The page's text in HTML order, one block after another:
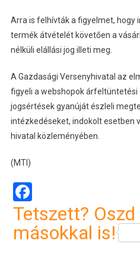
Arra is felhívták a figyelmet, hogy
termék átvételét követően a
nélküli elállási jog illeti meg.
A Gazdasági Versenyhivatal az
figyeli a webshopok
jogsértések gyanúját észleli
intézkedéseket, indokolt esetben
hivatal közleményében.
(MTI)
Facebook
Tetszett?
másokkal is!